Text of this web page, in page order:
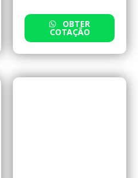
OBTER
COTAÇÃO